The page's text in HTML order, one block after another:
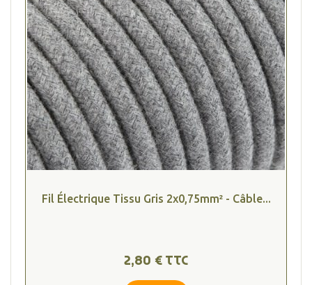
Fil Électrique Tissu Gris 2x0,75mm² - Câble...
2,80 € TTC